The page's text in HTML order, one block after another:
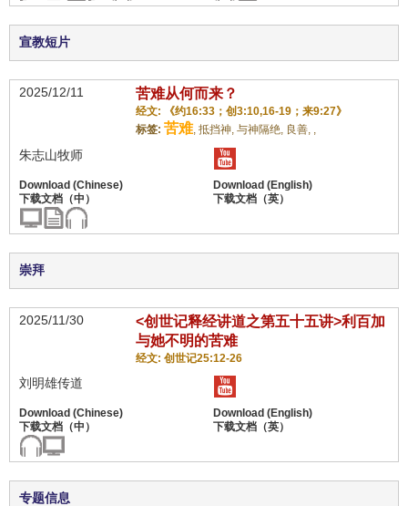
宣教短片
2025/12/11 苦难从何而来？
经文: 《约16:33；创3:10,16-19；来9:27》
标签: 苦难, 抵挡神, 与神隔绝, 良善, ,
朱志山牧师
崇拜
2025/11/30
<创世记释经讲道之第五十五讲>利百加
与她不明的苦难
经文: 创世记25:12-26
刘明雄传道
专题信息